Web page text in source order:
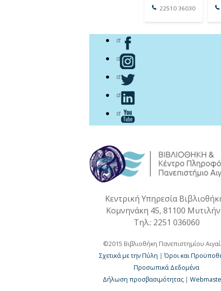
22510 36030
Κεντρική Υπηρεσία
Κομνηνάκη 45, 81100
Τηλ.: 2251 036060
©2015 Βιβλιοθήκη Πανεπιστημίου
Σχετικά με την Πύλη |Όροι και
Προσωπικά Δεδομένα
Δήλωση προσβασιμότητας|